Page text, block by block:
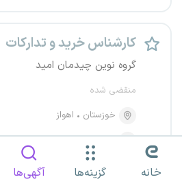
کارشناس خرید و تدارکات
گروه نوین چیدمان امید
منقضی شده
خوزستان
اهواز
تمام وقت
خانه گزینه‌ها آگهی‌ها